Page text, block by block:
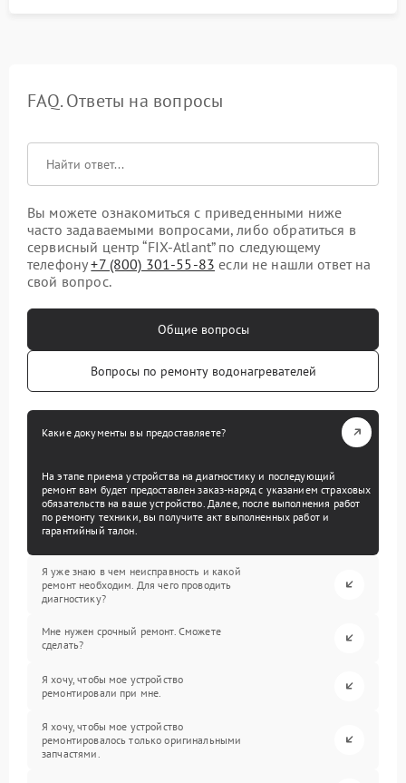
FAQ. Ответы на вопросы
Вы можете ознакомиться с приведенными ниже
часто задаваемыми вопросами, либо обратиться в
сервисный центр “FIX-Atlant” по следующему
телефону+7 (800) 301-55-83 если не нашли ответ на
свой вопрос.
Общие вопросы
Вопросы по ремонту водонагревателей
Какие документы вы предоставляете?
На этапе приема устройства на диагностику и последующий
ремонт вам будет предоставлен заказ-наряд с указанием страховых
обязательств на ваше устройство. Далее, после выполнения работ
по ремонту техники, вы получите акт выполненных работ и
гарантийный талон.
Я уже знаю в чем неисправность и какой
ремонт необходим. Для чего проводить
диагностику?
Мне нужен срочный ремонт. Сможете
сделать?
Я хочу, чтобы мое устройство
ремонтировали при мне.
Я хочу, чтобы мое устройство
ремонтировалось только оригинальными
запчастями.